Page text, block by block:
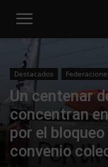
Destacados
Un centenar
concentran
por el
convenio